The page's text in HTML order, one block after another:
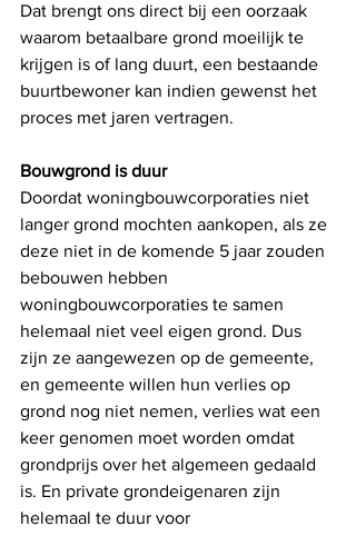
Dat brengt ons direct bij een oorzaak
waarom betaalbare grond moeilijk te
krijgen is of lang duurt, een bestaande
buurtbewoner kan indien gewenst het
proces met jaren vertragen.
Bouwgrond is duur
Doordat woningbouwcorporaties niet
langer grond mochten aankopen, als ze
deze niet in de komende 5 jaar zouden
bebouwen hebben
woningbouwcorporaties te samen
helemaal niet veel eigen grond. Dus
zijn ze aangewezen op de gemeente,
en gemeente willen hun verlies op
grond nog niet nemen, verlies wat een
keer genomen moet worden omdat
grondprijs over het algemeen gedaald
is. En private grondeigenaren zijn
helemaal te duur voor